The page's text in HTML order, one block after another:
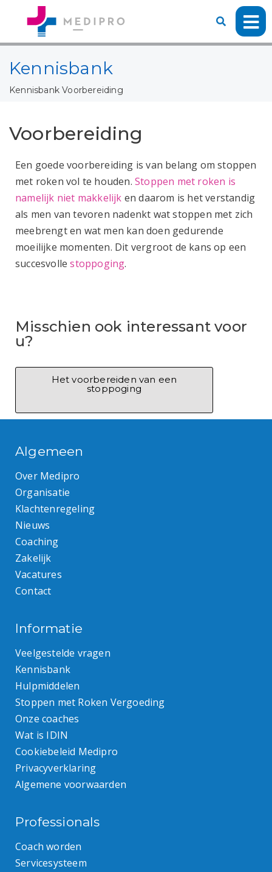
Kennisbank
Kennisbank Voorbereiding
Voorbereiding
Een goede voorbereiding is van belang om stoppen
met roken vol te houden. Stoppen met roken is
namelijk niet makkelijk en daarom is het verstandig
als men van tevoren nadenkt wat stoppen met zich
meebrengt en wat men kan doen gedurende
moeilijke momenten. Dit vergroot de kans op een
succesvollestoppoging.
Misschien ook interessant voor
u?
Het voorbereiden van een
stoppoging
Algemeen
Over Medipro
Organisatie
Klachtenregeling
Nieuws
Coaching
Zakelijk
Vacatures
Contact
Informatie
Veelgestelde vragen
Kennisbank
Hulpmiddelen
Stoppen met Roken Vergoeding
Onze coaches
Wat is IDIN
Cookiebeleid Medipro
Privacyverklaring
Algemene voorwaarden
Professionals
Coach worden
Servicesysteem